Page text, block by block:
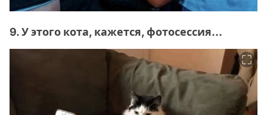
9. У этого кота, кажется, фотосессия...